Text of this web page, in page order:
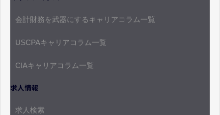
会計財務を武器にするキャリアコラム一覧
USCPAキャリアコラム一覧
CIAキャリアコラム一覧
求人情報
求人検索